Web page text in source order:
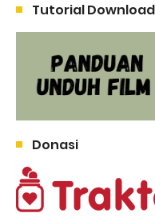
Tutorial
Donasi